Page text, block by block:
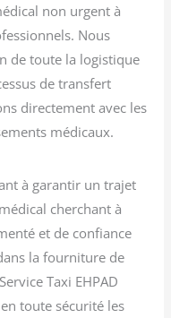
non urgent à
Nous
de toute la logistique
de transfert
directement avec les
médicaux.
à garantir un trajet
cherchant à
et de confiance
la fourniture de
Taxi EHPAD
toute sécurité les